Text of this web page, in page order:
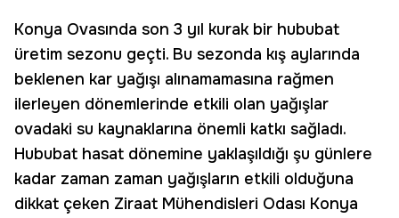
Konya Ovasında son 3 yıl kurak bir hububat
üretim sezonu geçti. Bu sezonda kış aylarında
beklenen kar yağışı alınamamasına rağmen
ilerleyen dönemlerinde etkili olan yağışlar
ovadaki su kaynaklarına önemli katkı sağladı.
Hububat hasat dönemine yaklaşıldığı şu günlere
kadar zaman zaman yağışların etkili olduğuna
dikkat çeken Ziraat Mühendisleri Odası Konya